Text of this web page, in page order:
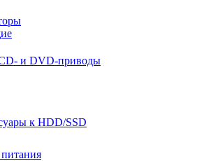
и DVD-приводы
к HDD/SSD